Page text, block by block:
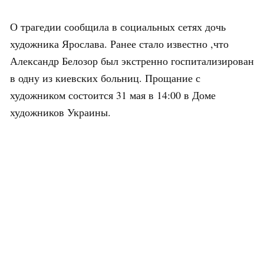
О трагедии сообщила в социальных сетях дочь
художника Ярослава. Ранее стало известно ,что
Александр Белозор был экстренно госпитализирован
в одну из киевских больниц. Прощание с
художником состоится 31 мая в 14:00 в Доме
художников Украины.